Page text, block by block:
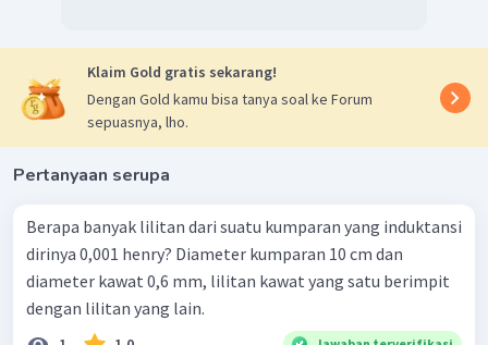
Klaim Gold gratis sekarang!
Dengan Gold kamu bisa tanya soal ke Forum
sepuasnya, lho.
Pertanyaan serupa
Berapa banyak lilitan dari suatu kumparan yang induktansi
dirinya 0,001 henry? Diameter kumparan 10 cm dan
diameter kawat 0,6 mm, lilitan kawat yang satu berimpit
dengan lilitan yang lain.